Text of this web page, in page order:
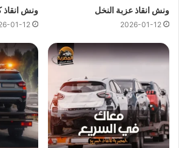
اقرب ونش انقاذفي العلمين ،فريق المساعدة
وجاهز دائما لمساعدتك في اي وقت خلال
تشمل خدمات الانقاذ السريع للسيارات في
انقاذالسيارات
نقل السيارات
ونش انقاذ عزبة النخل
2026-01-12
ونش انقاذ
01-12